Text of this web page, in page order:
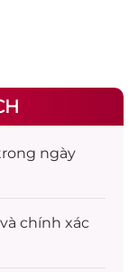
ngày
chính xác